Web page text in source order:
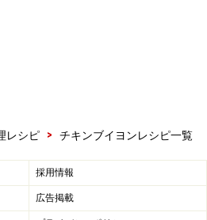
レシピ > チキンブイヨンレシピ一覧
採用情報
広告掲載